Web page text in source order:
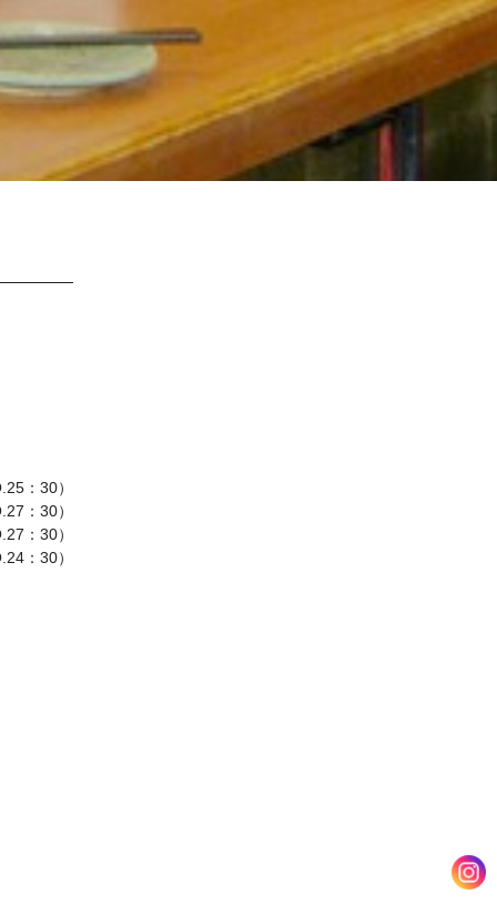
：30）
：30）
：30）
：30）